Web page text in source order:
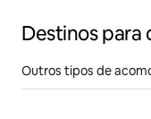
Destinos para
Outros tipos de